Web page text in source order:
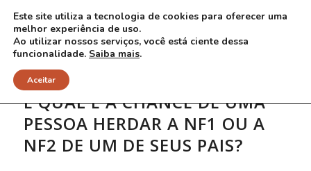
E QUAL É A CHANCE DE UMA
PESSOA HERDAR A NF1 OU A
NF2 DE UM DE SEUS PAIS?
Este site utiliza a tecnologia de cookies para oferecer uma
melhor experiência de uso.
Ao utilizar nossos serviços, você está ciente dessa
funcionalidade. Saiba mais.
Aceitar